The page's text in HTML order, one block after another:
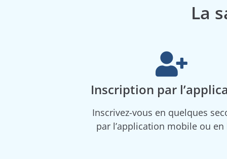
La
Inscription par
Inscrivez-vous en quelques
par l’application mobile ou en